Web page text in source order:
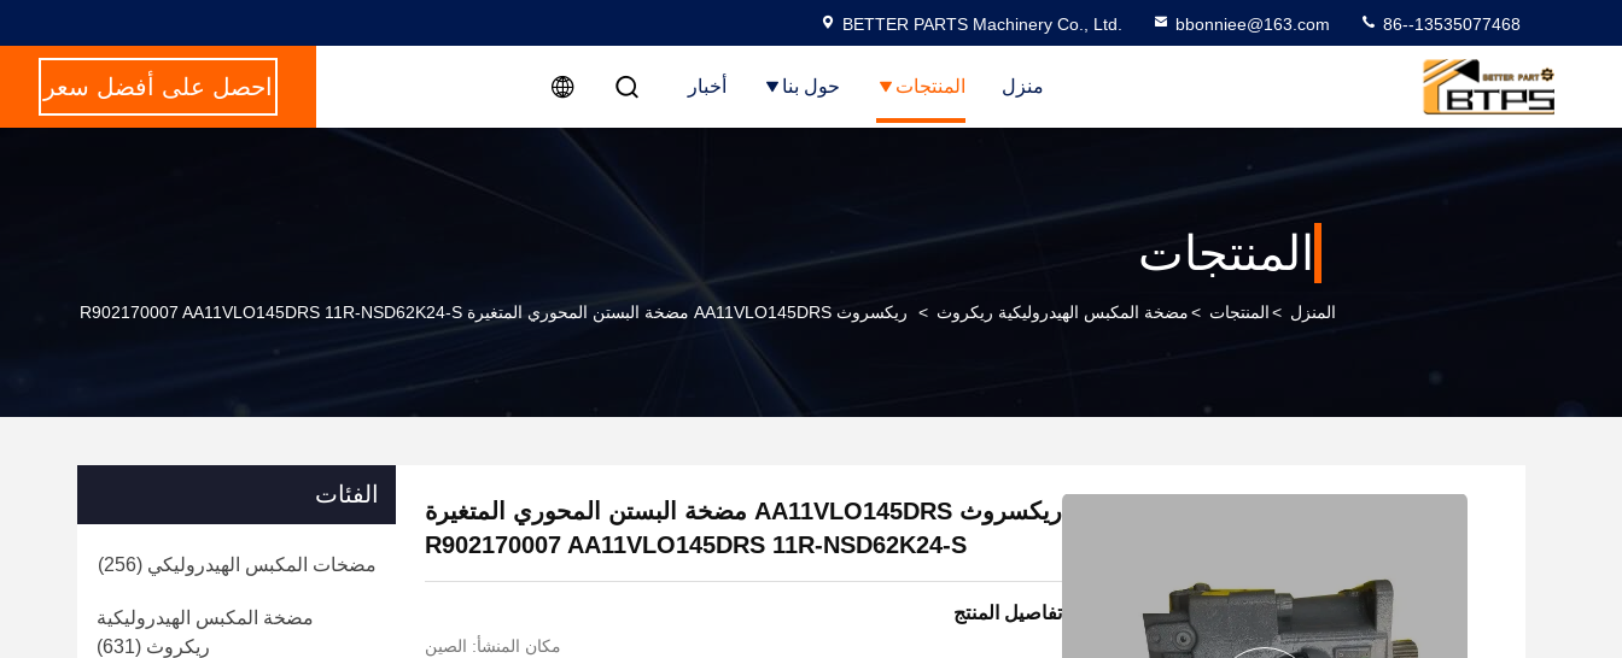
BETTER PARTS Machinery Co., Ltd. bbonniee@163.com 86--13535077468
منزل المنتجات حول بنا أخبار احصل على أفضل سعر
المنتجات
المنزل >المنتجات >مضخة المكبس الهيدروليكية ريكروث > ريكسروث AA11VLO145DRS مضخة البستن المحوري المتغيرة R902170007 AA11VLO145DRS 11R-NSD62K24-S
ريكسروث AA11VLO145DRS مضخة البستن المحوري المتغيرة
R902170007 AA11VLO145DRS 11R-NSD62K24-S
تفاصيل المنتج
مكان المنشأ: الصين
الفئات
مضخات المكبس الهيدروليكي (256)
مضخة المكبس الهيدروليكية
ريكروث (631)